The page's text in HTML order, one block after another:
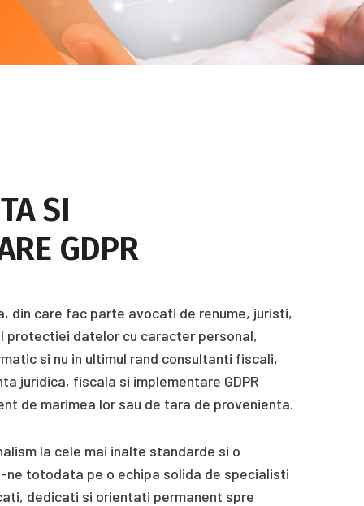
SI
GDPR
din care fac parte avocati de renume, juristi,
protectiei datelor cu caracter personal,
si nu in ultimul rand consultanti fiscali,
juridica, fiscala si implementare GDPR
de marimea lor sau de tara de provenienta.
la cele mai inalte standarde si o
totodata pe o echipa solida de specialisti
dedicati si orientati permanent spre